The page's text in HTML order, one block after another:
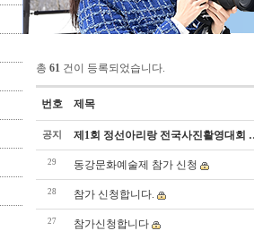
총 61 건이 등록되었습니다.
번호 제목
공지 제1회 정선아리랑 전국사진활영대회
29 동강문화예술제 참가 신청
28 참가 신청합니다.
27 참가신청합니다